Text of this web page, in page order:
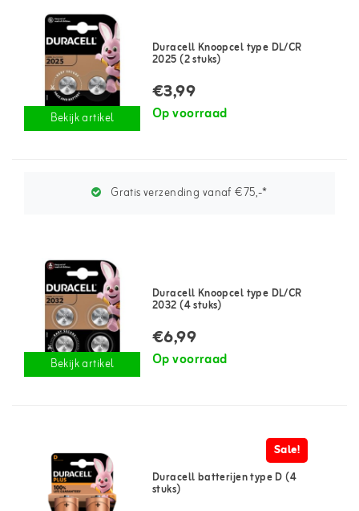
Bekijk artikel
Duracell Knoopcel type DL/CR
2025 (2 stuks)
€3,99
Op voorraad
Gratis verzending vanaf €75,-*
Bekijk artikel
Duracell Knoopcel type DL/CR
2032 (4 stuks)
€6,99
Op voorraad
Sale!
Duracell batterijen type D (4
stuks)